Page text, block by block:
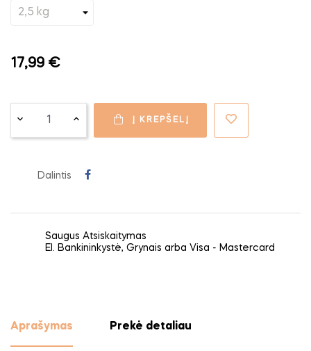
17,99 €
Į KREPŠELĮ
Dalintis
Saugus Atsiskaitymas
El. Bankininkystė, Grynais arba Visa - Mastercard
Aprašymas Prekė detaliau